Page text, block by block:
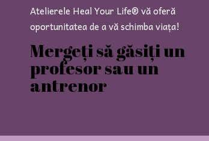
Atelierele Heal Your Life® vă oferă
oportunitatea de a vă schimba viața!
Mergeți să găsiți un
profesor sau un
antrenor